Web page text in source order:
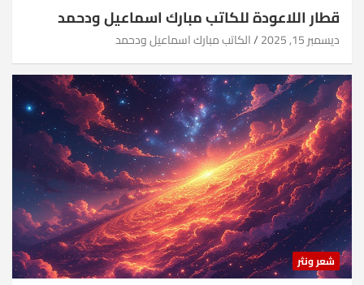
قطار اللاعودة للكاتب مبارك اسماعيل ودحمد
ديسمبر 15, 2025 الكاتب مبارك اسماعيل ودحمد
شعر ونثر